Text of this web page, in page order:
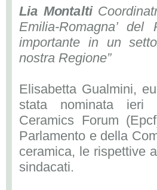
Lia Montalti
Emilia-Romagna’ del
importante in un
nostra Regione”
Elisabetta Gualmini,
stata nominata ieri
Ceramics Forum
Parlamento e della
ceramica, le rispettive
sindacati.